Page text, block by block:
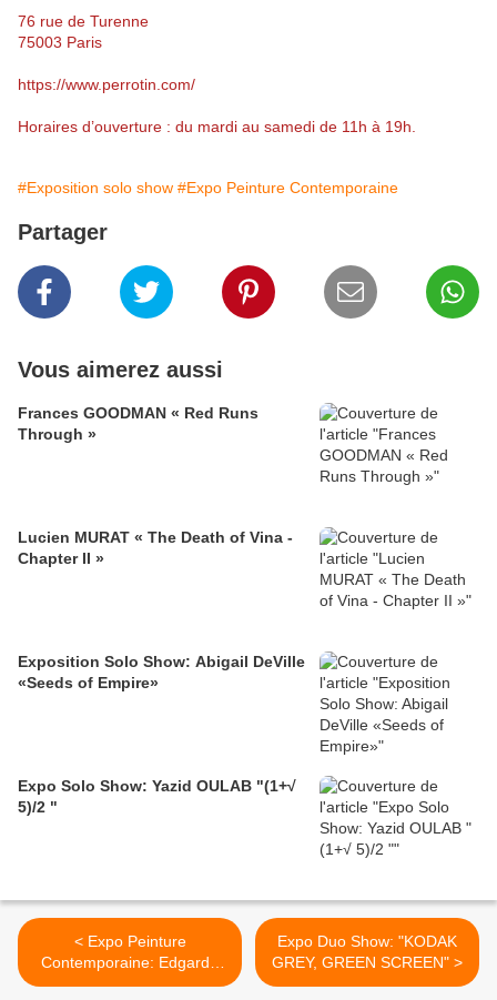
76 rue de Turenne
75003 Paris
https://www.perrotin.com/
Horaires d’ouverture : du mardi au samedi de 11h à 19h.
#Exposition solo show #Expo Peinture Contemporaine
Partager
Vous aimerez aussi
Frances GOODMAN « Red Runs
Through »
Lucien MURAT « The Death of Vina -
Chapter II »
Exposition Solo Show: Abigail DeVille
«Seeds of Empire»
Expo Solo Show: Yazid OULAB "(1+√
5)/2 "
< Expo Peinture
Contemporaine: Edgardo
NAVARRO "Nierika"
Expo Duo Show: "KODAK
GREY, GREEN SCREEN" >